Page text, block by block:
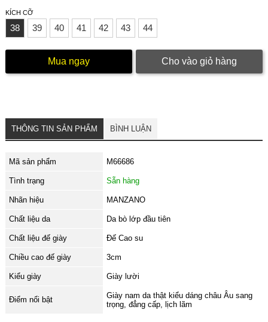
KÍCH CỠ
38 39 40 41 42 43 44
Mua ngay Cho vào giỏ hàng
THÔNG TIN SẢN PHẨM BÌNH LUẬN
Mã sản phẩm M66686
Tình trạng Sẵn hàng
Nhãn hiệu MANZANO
Chất liệu da Da bò lớp đầu tiên
Chất liệu đế giày Đế Cao su
Chiều cao đế giày 3cm
Kiểu giày Giày lười
Điểm nổi bật
Giày nam da thật kiểu dáng châu Âu sang
trọng, đẳng cấp, lịch lãm